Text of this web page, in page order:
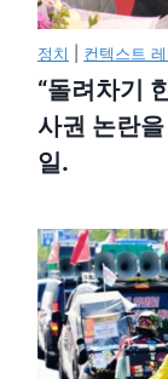
정치 컨텍스트
“돌려차기
사권 논란
일.